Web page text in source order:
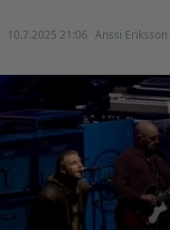
10.7.2025 21:06 Anssi Eriksson